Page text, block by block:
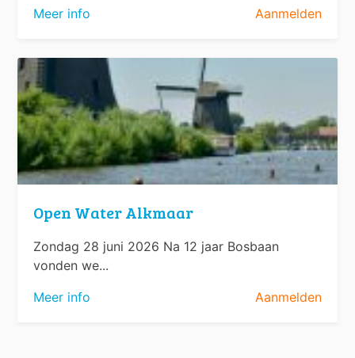
Meer info
Aanmelden
Open Water Alkmaar
Zondag 28 juni 2026 Na 12 jaar Bosbaan
vonden we...
Meer info
Aanmelden